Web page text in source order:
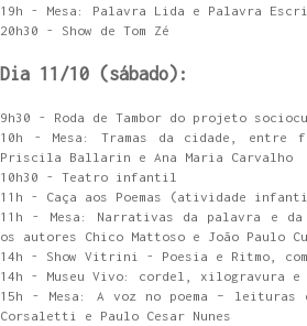
19h - Mesa: Palavra Lida e Palavra
20h30 - Show de Tom Zé
Dia 11/10 (sábado):
9h30 - Roda de Tambor do projeto
10h - Mesa: Tramas da cidade, entre
Priscila Ballarin e Ana Maria Carvalho
10h30 - Teatro infantil
11h - Caça aos Poemas (atividade
11h - Mesa: Narrativas da palavra e
os autores Chico Mattoso e João Paulo
14h - Show Vitrini - Poesia e Ritmo,
14h - Museu Vivo: cordel, xilogravura
15h - Mesa: A voz no poema –
Corsaletti e Paulo Cesar Nunes